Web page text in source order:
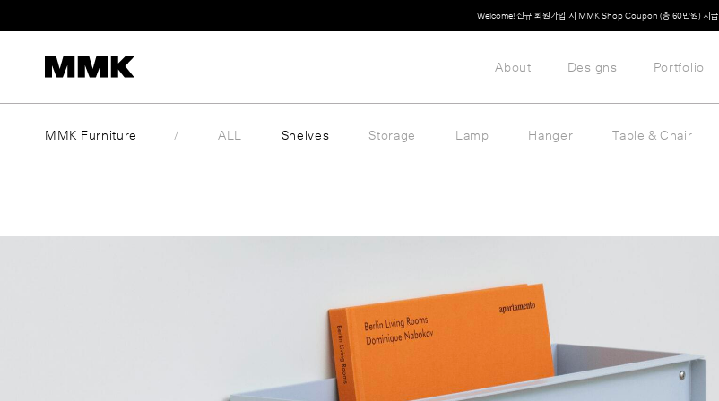
Welcome! 신규 회원가입 시 MMK Shop Coupon (총 60만원) 지급
About Designs Portfolio
MMK Furniture ALL Shelves Storage Lamp Hanger Table & Chair